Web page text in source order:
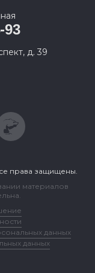
93
д. 39
права защищены.
материалов
данных
данных